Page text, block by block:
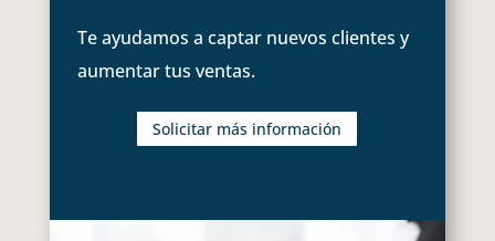
Te ayudamos a captar nuevos clientes y
aumentar tus ventas.
Solicitar más información